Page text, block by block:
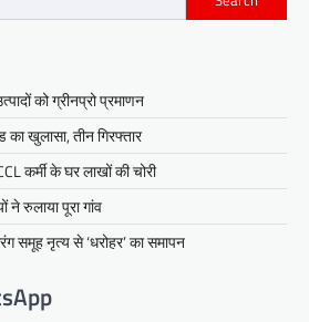
को ग्रीनप्रो प्रमाणन
खुलासा, तीन गिरफ्तार
कर्मी के घर लाखों की चोरी
ने रुलाया पूरा गांव
समूह नृत्य से ‘धरोहर’ का समापन